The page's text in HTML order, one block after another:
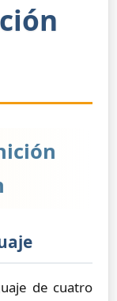
de cuatro